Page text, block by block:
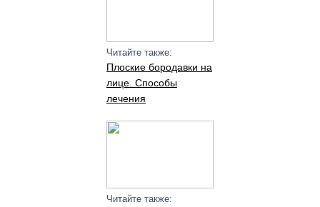
Читайте также:
Плоские бородавки на
лице. Способы
лечения
Читайте также: